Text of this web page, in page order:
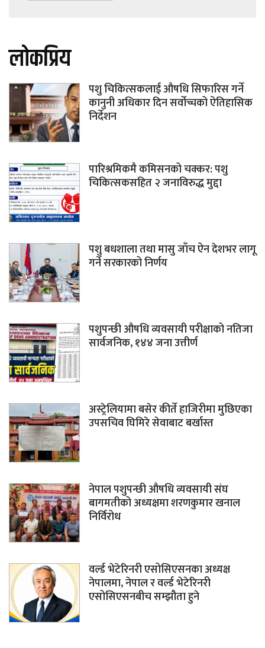
लोकप्रिय
पशु चिकित्सकलाई औषधि सिफारिस गर्ने
कानुनी अधिकार दिन सर्वोच्चको ऐतिहासिक
निर्देशन
पारिश्रमिकमै कमिसनको चक्कर: पशु
चिकित्सकसहित २ जनाविरुद्ध मुद्दा
पशु बधशाला तथा मासु जाँच ऐन देशभर लागू
गर्ने सरकारको निर्णय
पशुपन्छी औषधि व्यवसायी परीक्षाको नतिजा
सार्वजनिक, १४४ जना उत्तीर्ण
अस्ट्रेलियामा बसेर कीर्ते हाजिरीमा मुछिएका
उपसचिव घिमिरे सेवाबाट बर्खास्त
नेपाल पशुपन्छी औषधि व्यवसायी संघ
बागमतीको अध्यक्षमा शरणकुमार खनाल
निर्विरोध
वर्ल्ड भेटेरिनरी एसोसिएसनका अध्यक्ष
नेपालमा, नेपाल र वर्ल्ड भेटेरिनरी
एसोसिएसनबीच सम्झौता हुने